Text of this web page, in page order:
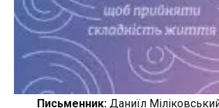
Письменник:Даниїл